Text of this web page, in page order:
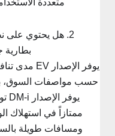
متعددة الاستخدامات.
2. هل يحتوي على نطاق
بطارية جيد؟
يوفر الإصدار EV مدى تنافسي
حسب مواصفات السوق، بينما
يوفر الإصدار DM-i توفيراً
ممتازاً في استهلاك الوقود
ومسافات طويلة بالسيارة